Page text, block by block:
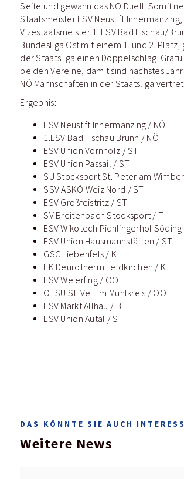
Seite und gewann das NÖ Duell. Somit
Staatsmeister ESV Neustift Innermanzing,
Vizestaatsmeister 1. ESV Bad Fischau/
Bundesliga Ost mit einem 1. und 2. Platz,
der Staatsliga einen Doppelschlag.
beiden Vereine, damit sind nächstes
NÖ Mannschaften in der Staatsliga
Ergebnis:
ESV Neustift Innermanzing / NÖ
1.ESV Bad Fischau Brunn / NÖ
ESV Union Vornholz / ST
ESV Union Passail / ST
SU Stocksport St. Peter am
SSV ASKÖ Weiz Nord / ST
ESV Großfeistritz / ST
SV Breitenbach Stocksport / T
ESV Wikotech Pichlingerhof Söding
ESV Union Hausmannstätten / ST
GSC Liebenfels / K
EK Deurotherm Feldkirchen / K
ESV Weierfing / OÖ
ÖTSU St. Veit im Mühlkreis / OÖ
ESV Markt Allhau / B
ESV Union Autal / ST
DAS KÖNNTE SIE AUCH
Weitere News